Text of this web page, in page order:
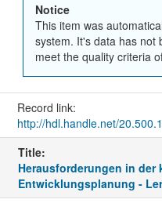
Notice
This item was
system. It's data has not
meet the quality criteria
Record link:
http://hdl.handle.net/
Title:
Herausforderungen in der
Entwicklungsplanung -